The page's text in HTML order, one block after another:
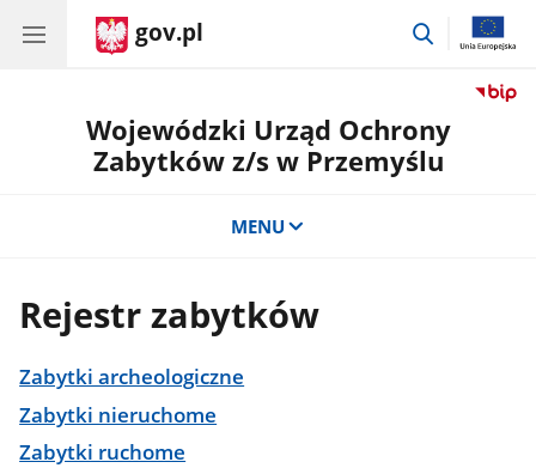
gov.pl
przejdź
Wojewódzki Urząd Ochrony
Zabytków z/s w Przemyślu
MENU
Rejestr zabytków
Zabytki archeologiczne
Zabytki nieruchome
Zabytki ruchome